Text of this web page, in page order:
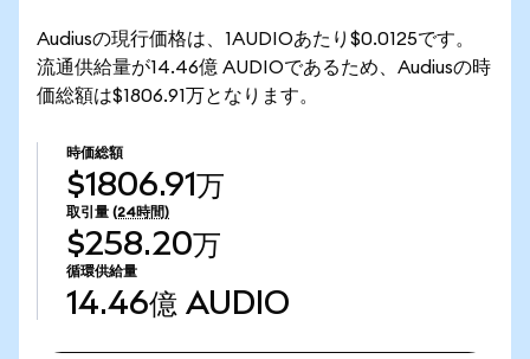
Audiusの現行価格は、1AUDIOあたり$0.0125です。
流通供給量が14.46億 AUDIOであるため、Audiusの時
価総額は$1806.91万となります。
時価総額
$1806.91万
取引量 (24時間)
$258.20万
循環供給量
14.46億 AUDIO